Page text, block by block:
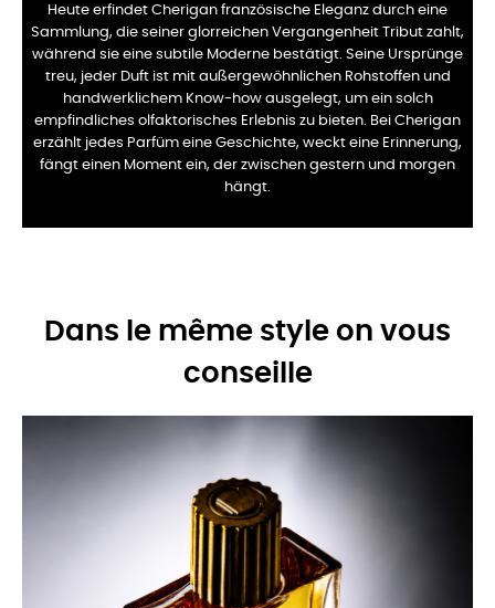
Heute erfindet Cherigan französische Eleganz durch eine
Sammlung, die seiner glorreichen Vergangenheit Tribut zahlt,
während sie eine subtile Moderne bestätigt. Seine Ursprünge
treu, jeder Duft ist mit außergewöhnlichen Rohstoffen und
handwerklichem Know-how ausgelegt, um ein solch
empfindliches olfaktorisches Erlebnis zu bieten. Bei Cherigan
erzählt jedes Parfüm eine Geschichte, weckt eine Erinnerung,
fängt einen Moment ein, der zwischen gestern und morgen
hängt.
Dans le même style on vous
conseille